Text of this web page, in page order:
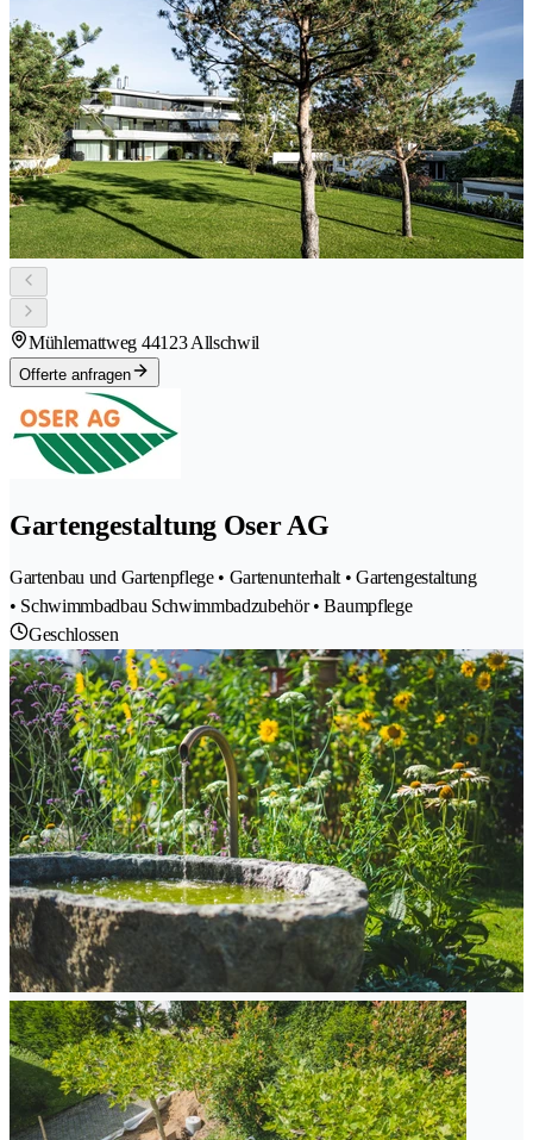
Mühlemattweg 44123 Allschwil
Offerte anfragen
Gartengestaltung Oser AG
Gartenbau und Gartenpflege • Gartenunterhalt • Gartengestaltung
• Schwimmbadbau Schwimmbadzubehör • Baumpflege
Geschlossen